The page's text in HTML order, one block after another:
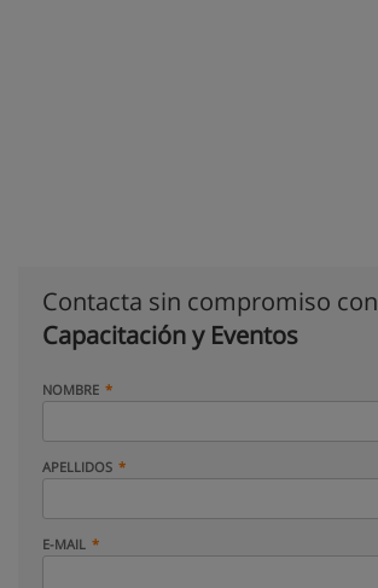
Contacta sin compromiso con
Capacitación y Eventos
NOMBRE
APELLIDOS
E-MAIL